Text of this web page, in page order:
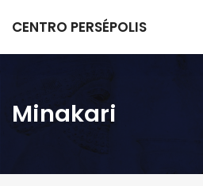
CENTRO PERSÉPOLIS
Minakari